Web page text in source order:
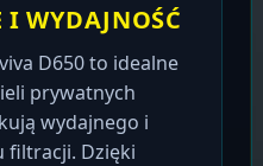
WYDAJNOŚĆ
D650 to idealne
prywatnych
wydajnego i
filtracji. Dzięki